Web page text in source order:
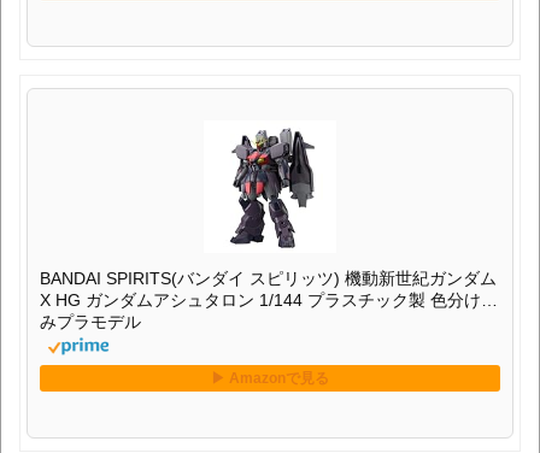
BANDAI SPIRITS(バンダイ スピリッツ) 機動新世紀ガンダム
X HG ガンダムアシュタロン 1/144 プラスチック製 色分け済
みプラモデル